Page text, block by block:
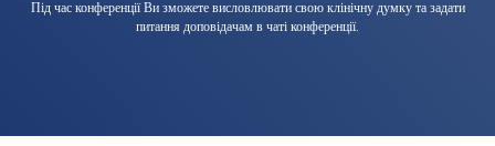
Під час конференції Ви зможете висловлювати свою клінічну думку та задати
питання доповідачам в чаті конференції.